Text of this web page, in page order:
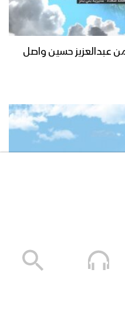
عبدالعزيز حسين واصل
صالح جوين (أبو خليل)